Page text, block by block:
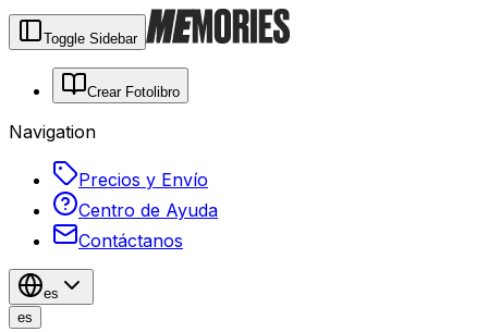
Toggle Sidebar
Crear Fotolibro
Navigation
Precios y Envío
Centro de Ayuda
Contáctanos
es
es